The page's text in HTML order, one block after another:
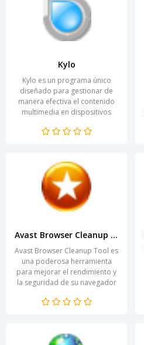
Kylo
Kylo es un programa único
diseñado para gestionar de
manera efectiva el contenido
multimedia en dispositivos
pueden organizar sus...
Avast Browser Cleanup Tool
Avast Browser Cleanup Tool es
una poderosa herramienta
para mejorar el rendimiento y
la seguridad de su navegador
deshacerse de...